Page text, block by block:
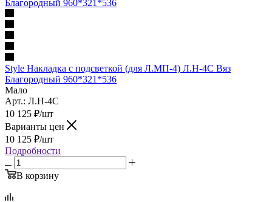
Style Накладка с подсветкой (для Л.МП-4) Л.Н-4С Вяз
Благородный 960*321*536
Мало
Арт.: Л.Н-4С
10 125 ₽/шт
Варианты цен
10 125 ₽/шт
Подробности
В корзину